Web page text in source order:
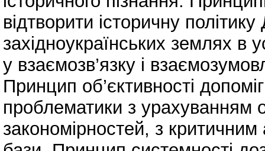
відтворити історичну
західноукраїнських землях в
у взаємозв’язку і
Принцип об’єктивності
проблематики з урахуванням
закономірностей, з